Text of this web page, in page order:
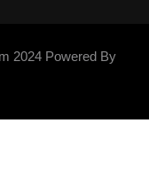
2024 Powered By